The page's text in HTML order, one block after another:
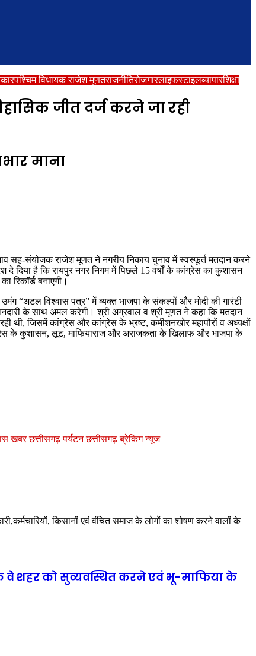
पश्चिम विधायक राजेश मूणतराजनीतिरोजगारलाइफस्टाइलव्यापारशिक्षा
जीत दर्ज करने जा रही
माना
सह-संयोजक राजेश मूणत ने नगरीय निकाय चुनाव में स्वस्फूर्त मतदान करने
दिया है कि रायपुर नगर निगम में पिछले 15 वर्षों के कांग्रेस का कुशासन
रिकॉर्ड बनाएगी।
“अटल विश्वास पत्र” में व्यक्त भाजपा के संकल्पों और मोदी की गारंटी
के साथ अमल करेगी। श्री अग्रवाल व श्री मूणत ने कहा कि मतदान
थी, जिसमें कांग्रेस और कांग्रेस के भ्रष्ट, कमीशनखोर महापौरों व अध्यक्षों
के कुशासन, लूट, माफियाराज और अराजकता के खिलाफ और भाजपा के
खबर छत्तीसगढ़ पर्यटन छत्तीसगढ़ ब्रेकिंग न्यूज
किसानों एवं वंचित समाज के लोगों का शोषण करने वालों के
वे शहर को सुव्यवस्थित करने एवं भू-माफिया के